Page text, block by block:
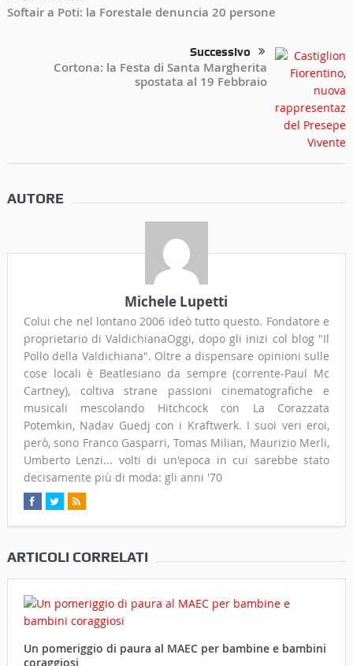
Softair a Poti: la Forestale denuncia 20 persone
Successivo
Cortona: la Festa di Santa Margherita
spostata al 19 Febbraio
AUTORE
Michele Lupetti
Colui che nel lontano 2006 ideò tutto questo. Fondatore e
proprietario di ValdichianaOggi, dopo gli inizi col blog "Il
Pollo della Valdichiana". Oltre a dispensare opinioni sulle
cose locali è Beatlesiano da sempre (corrente-Paul Mc
Cartney), coltiva strane passioni cinematografiche e
musicali mescolando Hitchcock con La Corazzata
Potemkin, Nadav Guedj con i Kraftwerk. I suoi veri eroi,
però, sono Franco Gasparri, Tomas Milian, Maurizio Merli,
Umberto Lenzi... volti di un'epoca in cui sarebbe stato
decisamente più di moda: gli anni '70
ARTICOLI CORRELATI
Un pomeriggio di paura al MAEC per bambine e bambini
coraggiosi